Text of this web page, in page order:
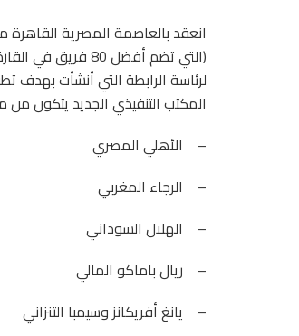
(التي تضم أفضل
لرئاسة الرابطة التي أنشأت بهدف
المكتب التنفيذي الجديد يتكون من ممثلي 15 ناديا في غياب أي فريق تونسي
– الأهلي المصري
– الرجاء المغربي
– الهلال السوداني
– ريال باماكو المالي
– يانغ أفريكانز وسيمبا التنزاني